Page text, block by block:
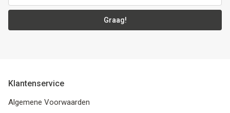
Graag!
Klantenservice
Algemene Voorwaarden